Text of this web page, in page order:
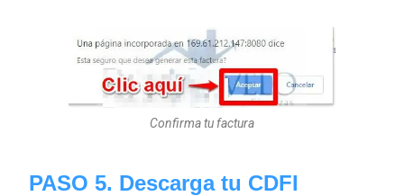
Confirma tu factura
PASO 5. Descarga tu CDFI